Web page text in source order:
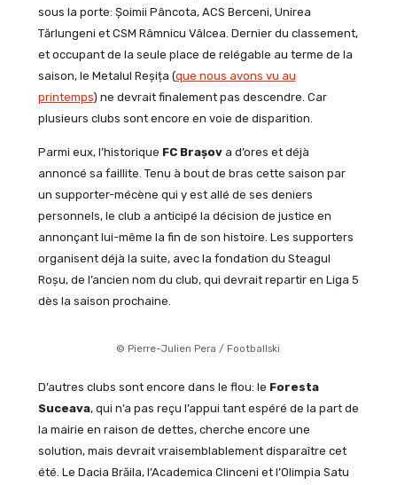
sous la porte: Șoimii Pâncota, ACS Berceni, Unirea
Tărlungeni et CSM Râmnicu Vâlcea. Dernier du classement,
et occupant de la seule place de relégable au terme de la
saison, le Metalul Reșița (que nous avons vu au
printemps) ne devrait finalement pas descendre. Car
plusieurs clubs sont encore en voie de disparition.
Parmi eux, l’historique FC Brașova d’ores et déjà
annoncé sa faillite. Tenu à bout de bras cette saison par
un supporter-mécène qui y est allé de ses deniers
personnels, le club a anticipé la décision de justice en
annonçant lui-même la fin de son histoire. Les supporters
organisent déjà la suite, avec la fondation du Steagul
Roșu, de l’ancien nom du club, qui devrait repartir en Liga 5
dès la saison prochaine.
© Pierre-Julien Pera / Footballski
D’autres clubs sont encore dans le flou: le Foresta
Suceava, qui n’a pas reçu l’appui tant espéré de la part de
la mairie en raison de dettes, cherche encore une
solution, mais devrait vraisemblablement disparaître cet
été. Le Dacia Brăila, l’Academica Clinceni et l’Olimpia Satu